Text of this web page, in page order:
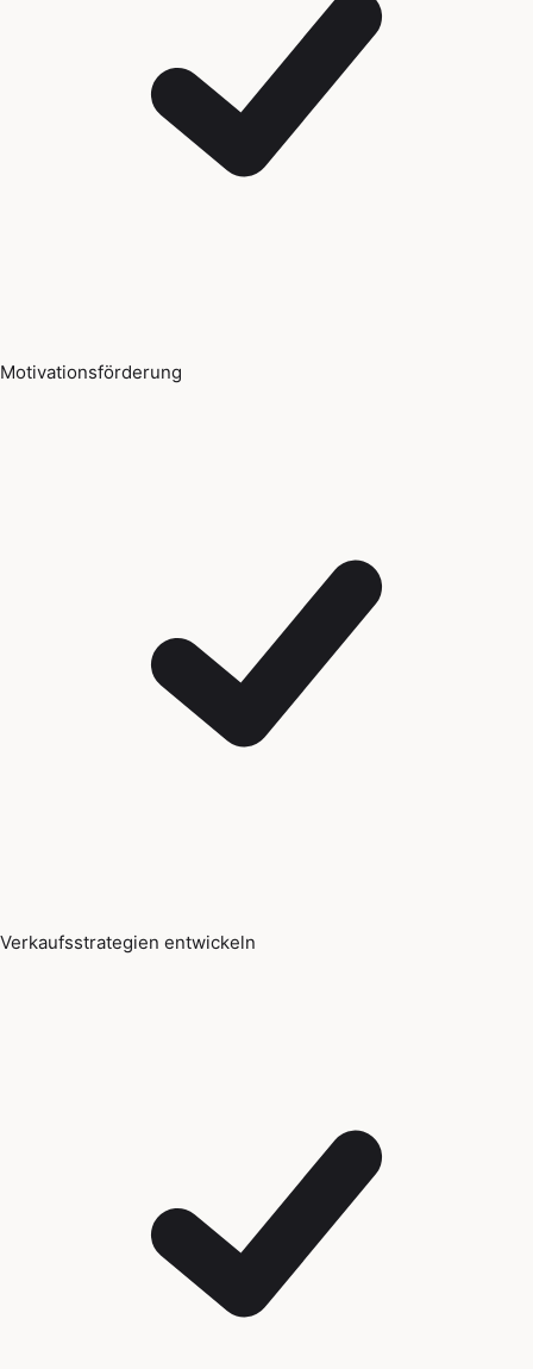
Motivationsförderung
Verkaufsstrategien entwickeln